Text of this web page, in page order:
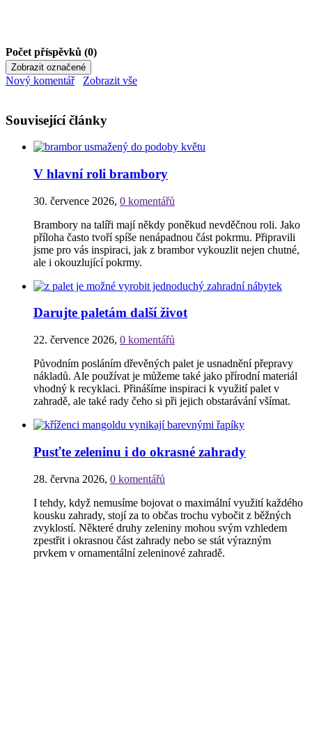
Počet příspěvků (0)
Nový komentář Zobrazit vše
Související články
V hlavní roli brambory
30. července 2026, 0 komentářů
Brambory na talíři mají někdy poněkud nevděčnou roli. Jako
příloha často tvoří spíše nenápadnou část pokrmu. Připravili
jsme pro vás inspiraci, jak z brambor vykouzlit nejen chutné,
ale i okouzlující pokrmy.
Darujte paletám další život
22. července 2026, 0 komentářů
Původním posláním dřevěných palet je usnadnění přepravy
nákladů. Ale používat je můžeme také jako přírodní materiál
vhodný k recyklaci. Přinášíme inspiraci k využití palet v
zahradě, ale také rady čeho si při jejich obstarávání všímat.
Pusťte zeleninu i do okrasné zahrady
28. června 2026, 0 komentářů
I tehdy, když nemusíme bojovat o maximální využití každého
kousku zahrady, stojí za to občas trochu vybočit z běžných
zvyklostí. Některé druhy zeleniny mohou svým vzhledem
zpestřit i okrasnou část zahrady nebo se stát výrazným
prvkem v ornamentální zeleninové zahradě.